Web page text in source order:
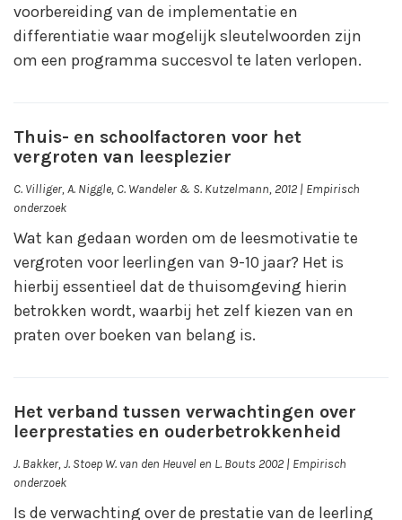
voorbereiding van de implementatie en
differentiatie waar mogelijk sleutelwoorden zijn
om een programma succesvol te laten verlopen.
Thuis- en schoolfactoren voor het
vergroten van leesplezier
C. Villiger, A. Niggle, C. Wandeler & S. Kutzelmann, 2012 | Empirisch
onderzoek
Wat kan gedaan worden om de leesmotivatie te
vergroten voor leerlingen van 9-10 jaar? Het is
hierbij essentieel dat de thuisomgeving hierin
betrokken wordt, waarbij het zelf kiezen van en
praten over boeken van belang is.
Het verband tussen verwachtingen over
leerprestaties en ouderbetrokkenheid
J. Bakker, J. Stoep W. van den Heuvel en L. Bouts 2002 | Empirisch
onderzoek
Is de verwachting over de prestatie van de leerling